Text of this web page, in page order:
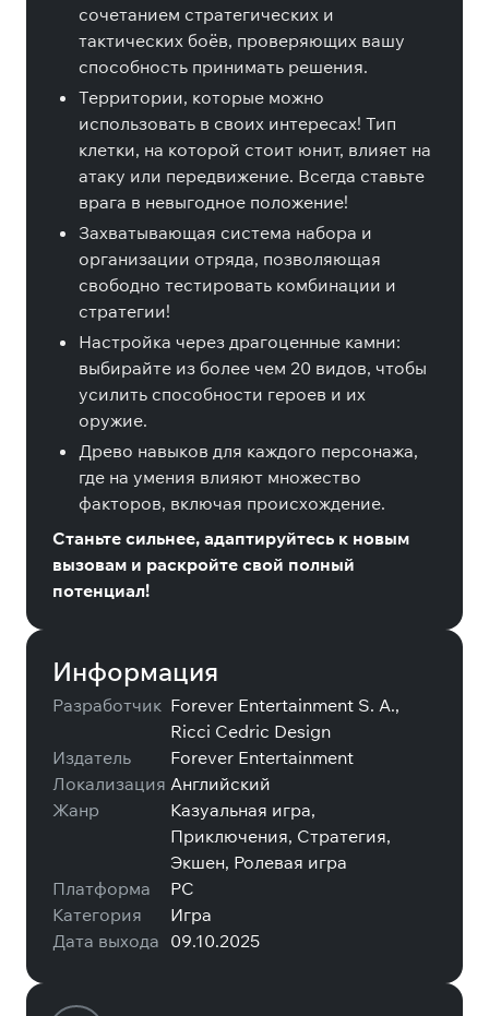
сочетанием стратегических и
тактических боёв, проверяющих вашу
способность принимать решения.
Территории, которые можно
использовать в своих интересах! Тип
клетки, на которой стоит юнит, влияет на
атаку или передвижение. Всегда ставьте
врага в невыгодное положение!
Захватывающая система набора и
организации отряда, позволяющая
свободно тестировать комбинации и
стратегии!
Настройка через драгоценные камни:
выбирайте из более чем 20 видов, чтобы
усилить способности героев и их
оружие.
Древо навыков для каждого персонажа,
где на умения влияют множество
факторов, включая происхождение.
Станьте сильнее, адаптируйтесь к новым
вызовам и раскройте свой полный
потенциал!
Информация
Разработчик Forever Entertainment S. A.,
Ricci Cedric Design
Издатель
Forever Entertainment
Локализация Английский
Жанр
Казуальная игра,
Приключения, Стратегия,
Экшен, Ролевая игра
Платформа
PC
Категория
Игра
Дата выхода 09.10.2025